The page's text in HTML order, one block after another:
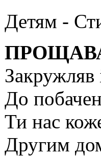
Детям -
Закружляв
До
Ти нас
Другим